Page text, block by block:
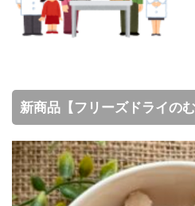
新商品【フリーズドライのむ